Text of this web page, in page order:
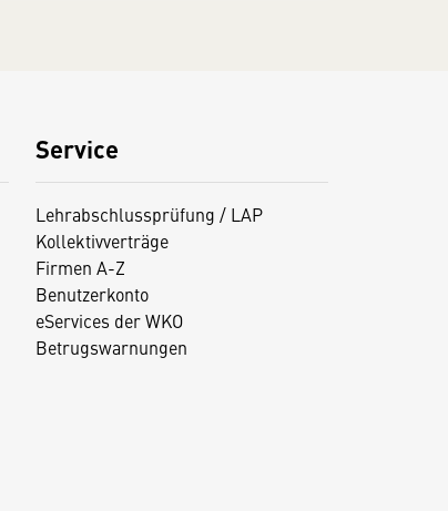
Service
Lehrabschlussprüfung / LAP
Kollektivverträge
Firmen A-Z
Benutzerkonto
eServices der WKO
Betrugswarnungen